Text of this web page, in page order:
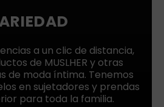
a un clic de distancia,
de MUSLHER y otras
de moda íntima. Tenemos
en sujetadores y prendas
para toda la familia.